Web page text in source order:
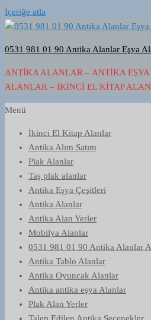
İçeriğe atla
0531 981 01 90 Antika Alanlar Eşya
ANTIKA ALANLAR – ANTIKA
ALANLAR – İKINCI EL KITAP
Menü
İkinci El Kitap Alanlar
Antika Alım Satım
Plak Alanlar
Taş plak alanlar
Antika Eşya Çeşitleri
Antika Alanlar
Antika Alan Yerler
Mobilya Alanlar
0531 981 01 90 Antika Alanlar
Antika Tablo Alanlar
Antika Oyuncak Alanlar
Antika antika eşya Alanlar
Plak Alan Yerler